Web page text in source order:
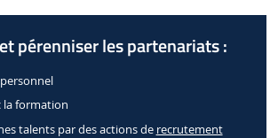
pérenniser les partenariats :
la formation
talents par des actions de recrutement